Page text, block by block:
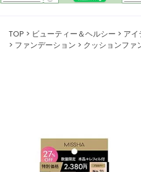
TOP ビューティー＆ヘルシー アイ
ファンデーション
クッションファ